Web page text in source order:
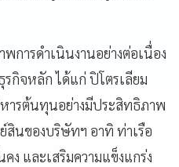
การดำเนินงานอย่างต่อเนื่อง
กิจหลัก ได้แก่ ปิโตรเลียม
ารต้นทุนอย่างมีประสิทธิภาพ
สินของบริษัทฯ อาทิ ท่าเรือ
ง และเสริมความแข็งแกร่ง